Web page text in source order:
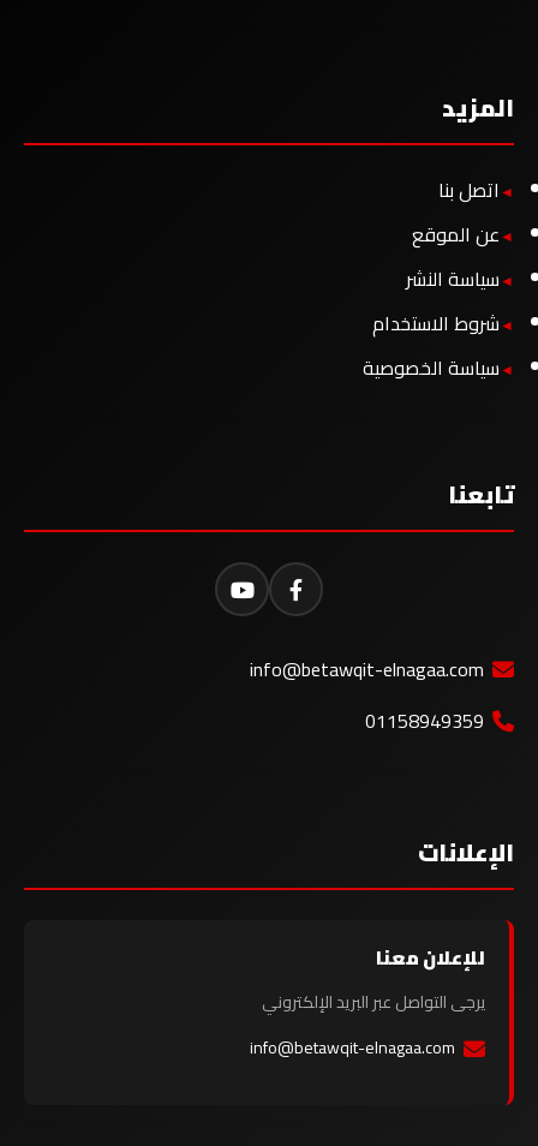
المزيد
اتصل بنا
عن الموقع
سياسة النشر
شروط الاستخدام
سياسة الخصوصية
تابعنا
info@betawqit-elnagaa.com
01158949359
الإعلانات
للإعلان معنا
يرجى التواصل عبر البريد الإلكتروني
info@betawqit-elnagaa.com